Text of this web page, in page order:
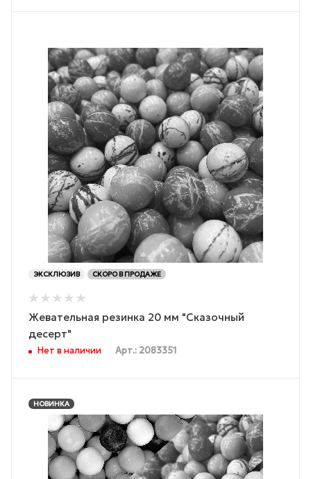
ЭКСКЛЮЗИВ СКОРО В ПРОДАЖЕ
Жевательная резинка 20 мм "Сказочный
десерт"
Нет в наличии Арт.: 2083351
НОВИНКА